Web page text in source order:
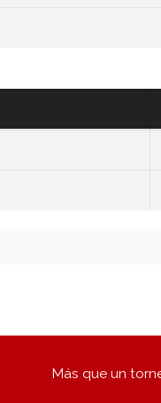
Más que un